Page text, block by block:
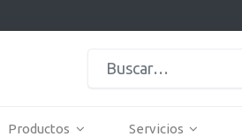
Productos Servicios